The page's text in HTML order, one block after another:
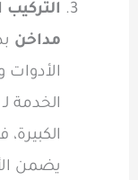
التركيب
مداخن
الأدوات
الخدمة لـ
يضمن